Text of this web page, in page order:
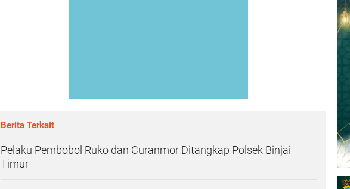
Berita Terkait
Pelaku Pembobol Ruko dan Curanmor Ditangkap Polsek Binjai
Timur